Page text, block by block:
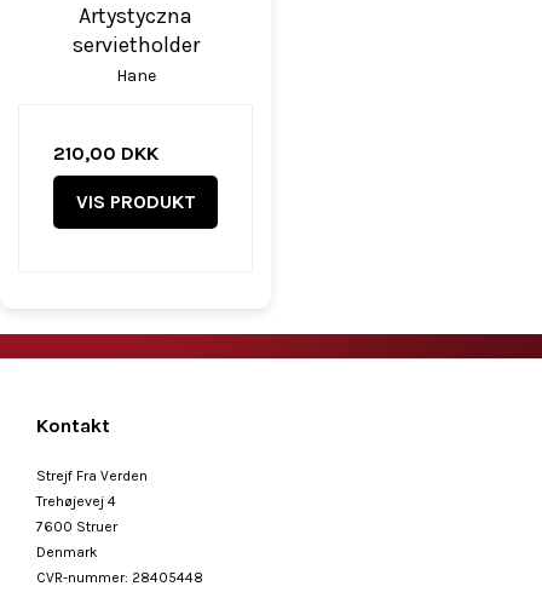
Artystyczna
servietholder
Hane
210,00 DKK
VIS PRODUKT
Kontakt
Strejf Fra Verden
Trehøjevej 4
7600 Struer
Denmark
CVR-nummer: 28405448